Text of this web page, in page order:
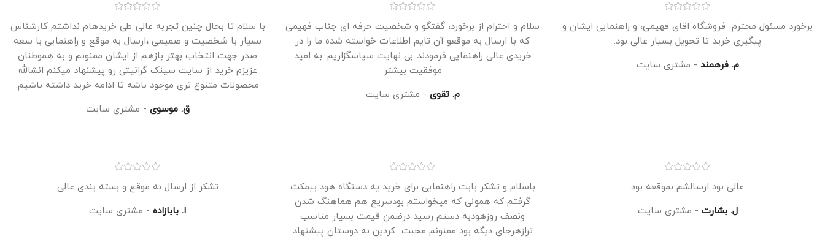
برخورد مسئول محترم فروشگاه اقای فهیمی، و راهنمایی ایشان و
پیگیری خرید تا تحویل بسیار عالی بود.
م. فرهمند
مشتری سایت
سلام و احترام از برخورد، گفتگو و شخصیت حرفه ای جناب فهیمی
که با ارسال به موقعو آن تایم اطلاعات خواسته شده ما را در
خریدی عالی راهنمایی فرمودند بی نهایت سپاسگزاریم. به امید
موفقیت بیشتر
م. تقوی
مشتری سایت
با سلام تا بحال چنین تجربه عالی طی خریدهام نداشتم کارشناس
بسیار با شخصیت و صمیمی ،ارسال به موقع و راهنمایی با سعه
صدر جهت انتخاب بهتر بازهم از ایشان ممنونم و به هموطنان
عزیزم خرید از سایت سینک گرانیتی رو پیشنهاد میکنم انشالله
محصولات متنوع تری موجود باشه تا ادامه خرید داشته باشیم.
ق. موسوی
مشتری سایت
عالی بود ارسالشم بموقعه بود
ل. بشارت
مشتری سایت
باسلام و تشکر بابت راهنمایی برای خرید یه دستگاه هود بیمکث
گرفتم که همونی که میخواستم بودسریع هم هماهنگ شدن
ونصف روزهودبه دستم رسید درضمن قیمت بسیار مناسب
ترازهرجای دیگه بود ممنونم محبت کردین به دوستان پیشنهاد
تشکر از ارسال به موقع و بسته بندی عالی
ا. بابازاده
مشتری سایت